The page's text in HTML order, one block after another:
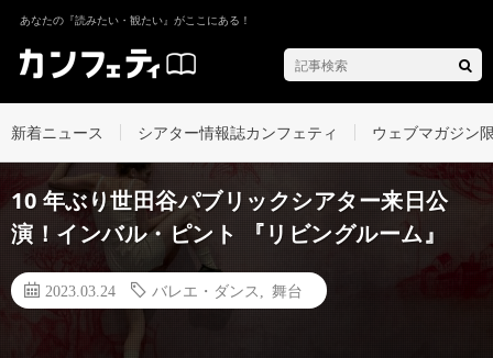
あなたの『読みたい・観たい』がここにある！
新着ニュース シアター情報誌カンフェティ ウェブマガジン
10 年ぶり世田谷パブリックシアター来日公
演！インバル・ピント 『リビングルーム』
2023.03.24 バレエ・ダンス 舞台